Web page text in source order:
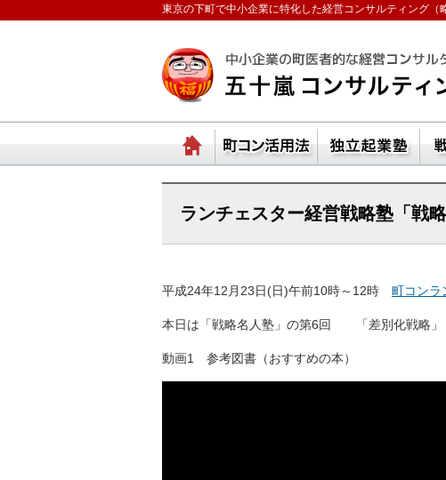
東京の下町で中小企業に特化した経営コンサルティング（
ランチェスターの法則を学
ホーム 町コン活用方
ランチェスター経営戦略塾「戦
平成24年12月23日(日)午前10時～12時 町コンラ
本日は「戦略名人塾」の第6回 「差別化戦略」
動画1 参考図書（おすすめの本）